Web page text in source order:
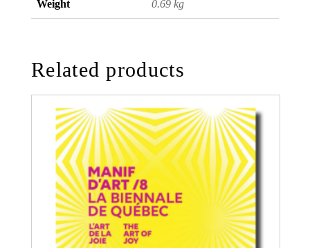
Weight 0.69 kg
Related products